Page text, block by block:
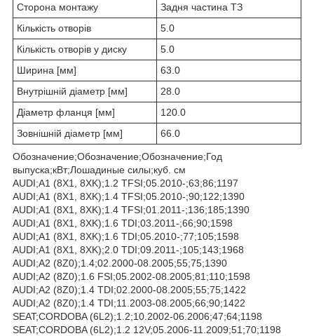
Сторона монтажу
Задня частина ТЗ
Кількість отворів
5.0
Кількість отворів у диску
5.0
Ширина [мм]
63.0
Внутрішній діаметр [мм]
28.0
Діаметр фланця [мм]
120.0
Зовнішній діаметр [мм]
66.0
Обозначение;Обозначение;Обозначение;Год
выпуска;кВт;Лошадиные силы;куб. см
AUDI;A1 (8X1, 8XK);1.2 TFSI;05.2010-;63;86;1197
AUDI;A1 (8X1, 8XK);1.4 TFSI;05.2010-;90;122;1390
AUDI;A1 (8X1, 8XK);1.4 TFSI;01.2011-;136;185;1390
AUDI;A1 (8X1, 8XK);1.6 TDI;03.2011-;66;90;1598
AUDI;A1 (8X1, 8XK);1.6 TDI;05.2010-;77;105;1598
AUDI;A1 (8X1, 8XK);2.0 TDI;09.2011-;105;143;1968
AUDI;A2 (8Z0);1.4;02.2000-08.2005;55;75;1390
AUDI;A2 (8Z0);1.6 FSI;05.2002-08.2005;81;110;1598
AUDI;A2 (8Z0);1.4 TDI;02.2000-08.2005;55;75;1422
AUDI;A2 (8Z0);1.4 TDI;11.2003-08.2005;66;90;1422
SEAT;CORDOBA (6L2);1.2;10.2002-06.2006;47;64;1198
SEAT;CORDOBA (6L2);1.2 12V;05.2006-11.2009;51;70;1198